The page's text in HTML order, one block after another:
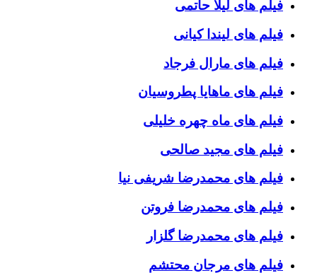
فیلم های لیلا حاتمی
فیلم های لیندا کیانی
فیلم های مارال فرجاد
فیلم های ماهایا پطروسیان
فیلم های ماه چهره خلیلی
فیلم های مجید صالحی
فیلم های محمدرضا شریفی نیا
فیلم های محمدرضا فروتن
فیلم های محمدرضا گلزار
فیلم های مرجان محتشم